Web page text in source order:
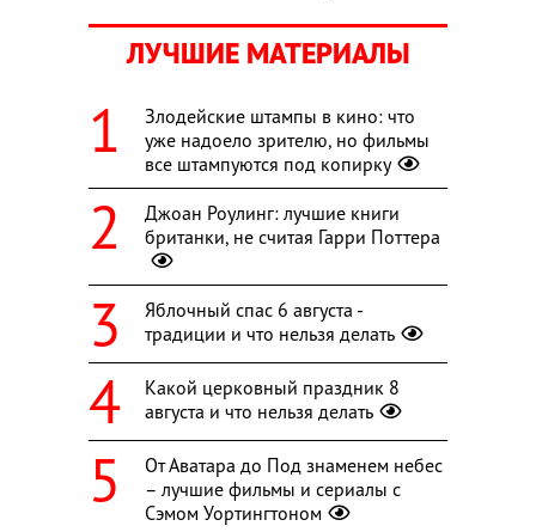
ЛУЧШИЕ МАТЕРИАЛЫ
Злодейские штампы в кино: что
уже надоело зрителю, но фильмы
все штампуются под копирку
Джоан Роулинг: лучшие книги
британки, не считая Гарри Поттера
Яблочный спас 6 августа -
традиции и что нельзя делать
Какой церковный праздник 8
августа и что нельзя делать
От Аватара до Под знаменем небес
– лучшие фильмы и сериалы с
Сэмом Уортингтоном